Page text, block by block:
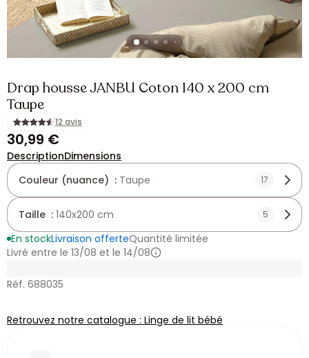
Drap housse JANBU Coton 140 x 200 cm
Taupe
12 avis
30,99 €
DescriptionDimensions
Couleur (nuance) : Taupe 17
Taille : 140x200 cm 5
En stockLivraison offerteQuantité limitée
Livré entre le 13/08 et le 14/08
Réf. 688035
Retrouvez notre catalogue : Linge de lit bébé